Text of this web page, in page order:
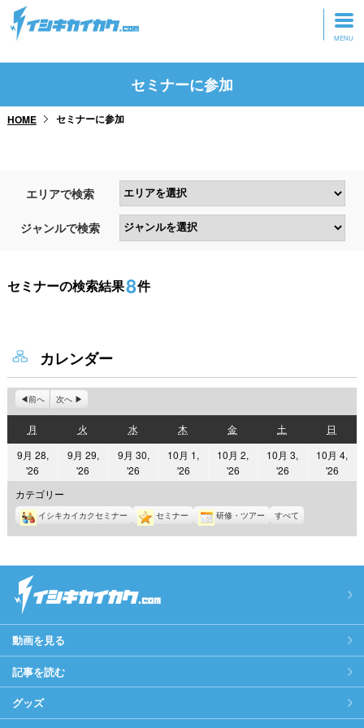
トップページ
研修・ツアーに参加
セミナーに参加
HOME セミナーに参加
エリアで検索
ジャンルで検索
セミナーの検索結果8件
カレンダー
前へ 次へ
月
曜
日
火
曜
日
水水
曜
日
木
曜
日
金金
曜
日
土
曜
日
日
曜
日
9月 28,
'26
年
9
月
28
9月 29,
'26
9
月
29
9月 30,
'26
9
月
30
10月 1,
'262026
10
月
1
10月 2,
'262026
10
月
2
10月 3,
'262026
10
月
3
10月 4,
'262026
4
カテゴリー
イシキカイカクセミナー セミナー 研修・ツアー すべて
動画を見る
記事を読む
グッズ